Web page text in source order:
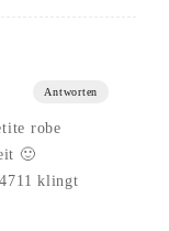
Antworten
robe
🙂
klingt